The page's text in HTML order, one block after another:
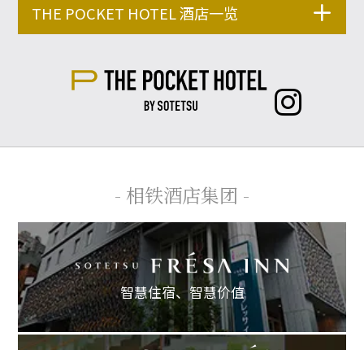
THE POCKET HOTEL 酒店一览
- 相铁酒店集团 -
智慧住宿、智慧价值